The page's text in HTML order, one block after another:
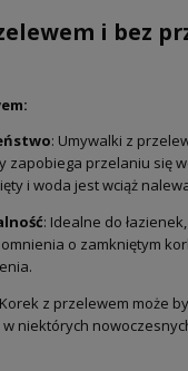
i bez
: Umywalki z
zapobiega przelaniu się
i woda jest wciąż
: Idealne do
o zamkniętym
z przelewem może
niektórych